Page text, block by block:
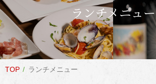
ランチメニュー
TOP ランチメニュー